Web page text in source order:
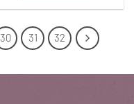
30 31 32